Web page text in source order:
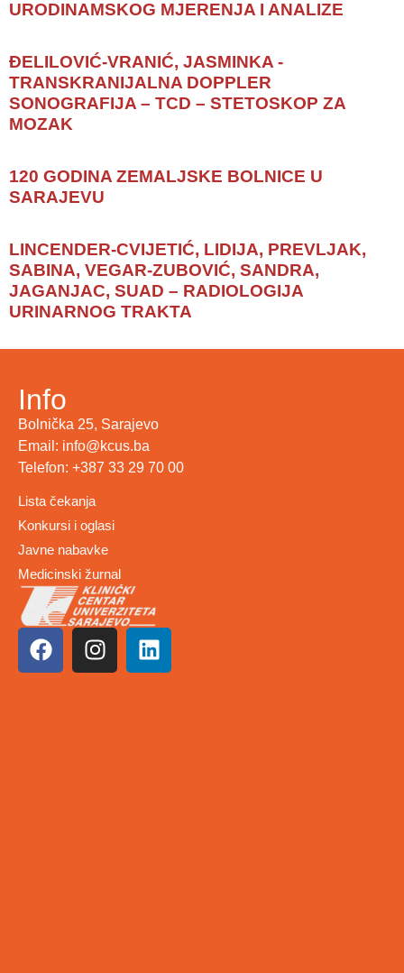
URODINAMSKOG MJERENJA I ANALIZE
ĐELILOVIĆ-VRANIĆ, JASMINKA -
TRANSKRANIJALNA DOPPLER
SONOGRAFIJA – TCD – STETOSKOP ZA
MOZAK
120 GODINA ZEMALJSKE BOLNICE U
SARAJEVU
LINCENDER-CVIJETIĆ, LIDIJA, PREVLJAK,
SABINA, VEGAR-ZUBOVIĆ, SANDRA,
JAGANJAC, SUAD – RADIOLOGIJA
URINARNOG TRAKTA
Info
Bolnička 25, Sarajevo
Email: info@kcus.ba
Telefon: +387 33 29 70 00
Lista čekanja
Konkursi i oglasi
Javne nabavke
Medicinski žurnal